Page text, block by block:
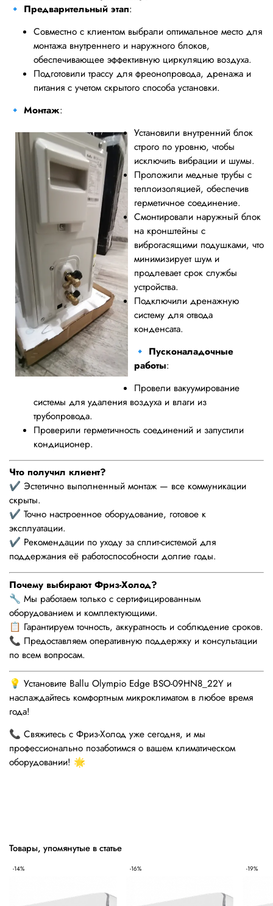
🔹 Предварительный этап:
Совместно с клиентом выбрали оптимальное место для
монтажа внутреннего и наружного блоков,
обеспечивающее эффективную циркуляцию воздуха.
Подготовили трассу для фреонопровода, дренажа и
питания с учетом скрытого способа установки.
🔹 Монтаж:
Установили внутренний блок
строго по уровню, чтобы
исключить вибрации и шумы.
Проложили медные трубы с
теплоизоляцией, обеспечив
герметичное соединение.
Смонтировали наружный блок
на кронштейны с
виброгасящими подушками, что
минимизирует шум и
продлевает срок службы
устройства.
Подключили дренажную
систему для отвода
конденсата.
🔹 Пусконаладочные
работы:
Провели вакуумирование
системы для удаления воздуха и влаги из
трубопровода.
Проверили герметичность соединений и запустили
кондиционер.
Что получил клиент?
✔️ Эстетично выполненный монтаж — все коммуникации
скрыты.
✔️ Точно настроенное оборудование, готовое к
эксплуатации.
✔️ Рекомендации по уходу за сплит-системой для
поддержания её работоспособности долгие годы.
Почему выбирают Фриз-Холод?
🔧 Мы работаем только с сертифицированным
оборудованием и комплектующими.
📋 Гарантируем точность, аккуратность и соблюдение сроков.
📞 Предоставляем оперативную поддержку и консультации
по всем вопросам.
💡 Установите Ballu Olympio Edge BSO-09HN8_22Y и
наслаждайтесь комфортным микроклиматом в любое время
года!
📞 Свяжитесь с Фриз-Холод уже сегодня, и мы
профессионально позаботимся о вашем климатическом
оборудовании! 🌟
Товары, упомянутые в статье
-14% -16% -19%